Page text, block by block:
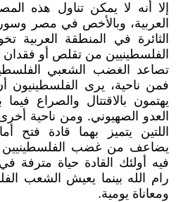
إلا أنه لا يمكن تناول هذه
العربية، وبالأخص في مصر
الثائرة في المنطقة العربية
الفلسطينيين من تقلص أو
تصاعد الغضب الشعبي
فمن ناحية، يرى
يهتمون بالاقتتال والصراع
العدو الصهيوني. ومن ناحية
اللتين يتميز بهما قادة فتح
يضاعف من غضب الفلسطينيين
فيه أولئك القادة حياة مترفة
رام الله بينما يعيش الشعب
ومعاناة يومية.